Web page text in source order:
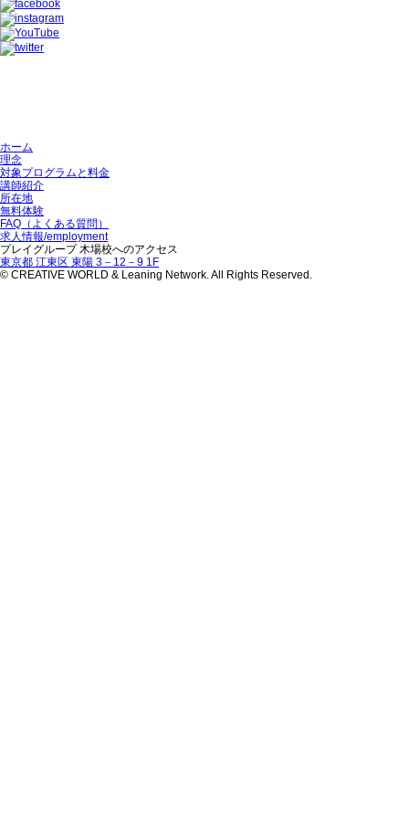
ホーム
理念
対象プログラムと料金
講師紹介
所在地
無料体験
FAQ（よくある質問）
求人情報/employment
プレイグループ 木場校へのアクセス
東京都 江東区 東陽 3－12－9 1F
© CREATIVE WORLD & Leaning Network. All Rights Reserved.